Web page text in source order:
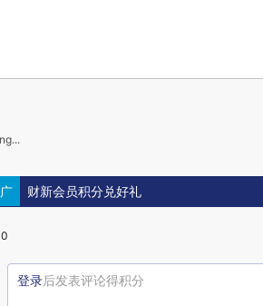
财新会员积分兑好礼
0
登录后发表评论得积分